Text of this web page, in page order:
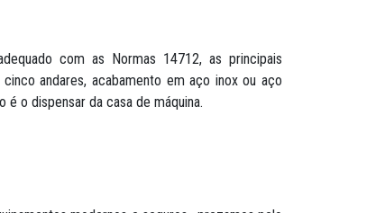
com as Normas 14712, as principais
andares, acabamento em aço inox ou aço
o dispensar da casa de máquina.